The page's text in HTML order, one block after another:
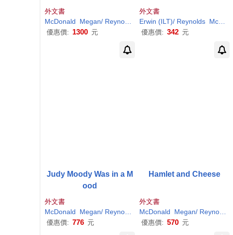
外文書
McDonald
Megan/ Reynolds Peter H. (ILT )
優惠價: 1300 元
外文書
Erwin (ILT)/ Reynolds McDonald
優惠價: 342 元
Judy Moody Was in a M
ood
外文書
McDonald
Megan/ Reynolds Peter H. (ILT)
優惠價: 776 元
Hamlet and Cheese
外文書
McDonald
Megan/ Reynolds
優惠價: 570 元